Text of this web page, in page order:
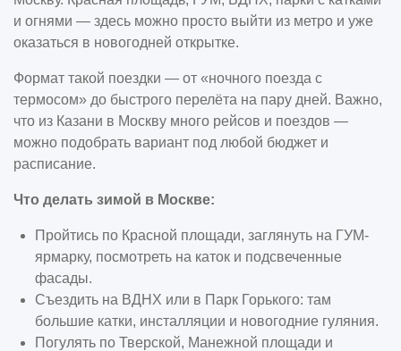
и огнями — здесь можно просто выйти из метро и уже
оказаться в новогодней открытке.
Формат такой поездки — от «ночного поезда с
термосом» до быстрого перелёта на пару дней. Важно,
что из Казани в Москву много рейсов и поездов —
можно подобрать вариант под любой бюджет и
расписание.
Что делать зимой в Москве:
Пройтись по Красной площади, заглянуть на ГУМ-
ярмарку, посмотреть на каток и подсвеченные
фасады.
Съездить на ВДНХ или в Парк Горького: там
большие катки, инсталляции и новогодние гуляния.
Погулять по Тверской, Манежной площади и